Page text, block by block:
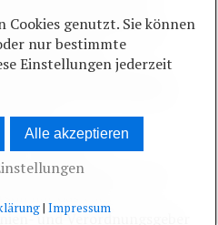
hierzu jederzeit an einen
Verarbeitung
Der Mitarbeiter der
wird die Einschränkung
personenbezogener
und Verordnungsgeber
Cookies genutzt. Sie können
nur bestimmte
Einstellungen jederzeit
Alle akzeptieren
|Impressum